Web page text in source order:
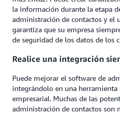
la información durante la etapa
administración de contactos y el
garantiza que su empresa
de seguridad de los datos de los
Realice una integración
Puede mejorar el software de
integrándolo en una
empresarial. Muchas de las
administración de contactos son